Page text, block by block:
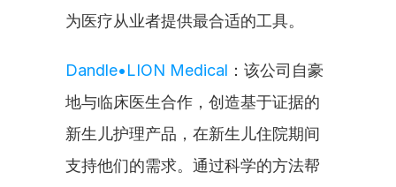
为医疗从业者提供最合适的工具。
Dandle•LION Medical ：该公司自豪
地与临床医生合作，创造基于证据的
新生儿护理产品，在新生儿住院期间
支持他们的需求。通过科学的方法帮